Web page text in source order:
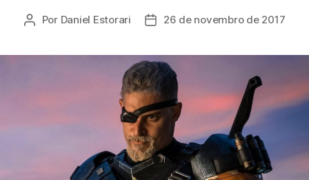
Autor
Por Daniel Estorari
Data26 de novembro de 2017